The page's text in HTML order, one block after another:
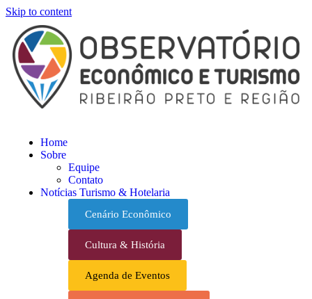
Skip to content
Home
Sobre
Equipe
Contato
Notícias Turismo & Hotelaria
Cenário Econômico
Cultura & História
Agenda de Eventos